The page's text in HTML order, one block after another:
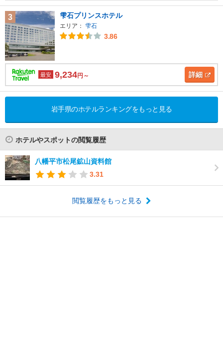
3 雫石プリンスホテル
エリア： 雫石
3.86
最安 9,234円～ 詳細
岩手県のホテルランキングをもっと見る
ホテルやスポットの閲覧履歴
八幡平市松尾鉱山資料館
3.31
閲覧履歴をもっと見る